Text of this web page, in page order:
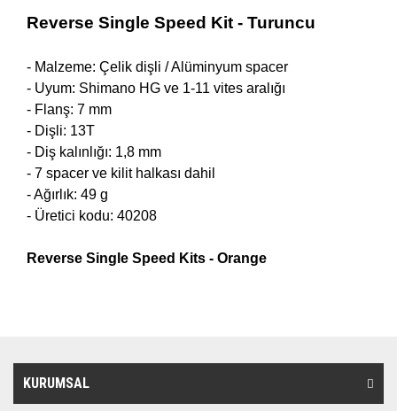
Reverse Single Speed Kit - Turuncu
- Malzeme: Çelik dişli /Alüminyum spacer
- Uyum: Shimano HG ve 1-11 vites aralığı
- Flanş: 7 mm
- Dişli: 13T
- Diş kalınlığı: 1,8 mm
- 7 spacer ve kilit halkası dahil
- Ağırlık: 49 g
- Üretici kodu: 40208
Reverse Single Speed Kits - Orange
KURUMSAL